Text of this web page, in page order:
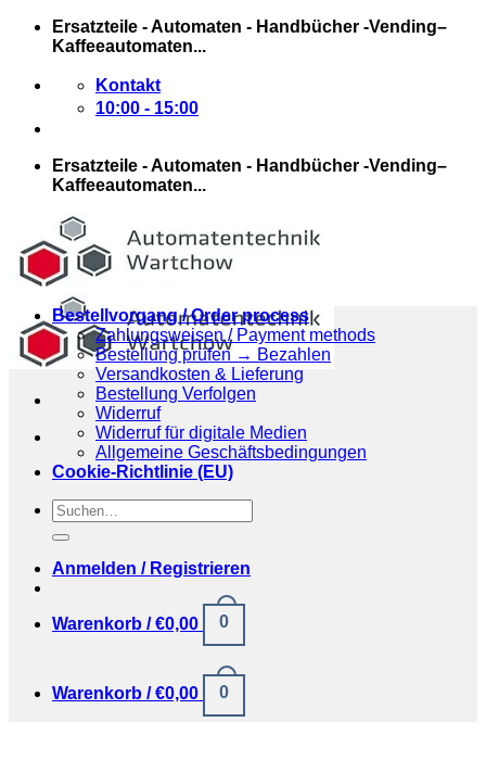
Zum
Ersatzteile - Automaten - Handbücher -Vending–
Kaffeeautomaten...
Kontakt
10:00 - 15:00
Ersatzteile - Automaten - Handbücher -Vending–
Kaffeeautomaten...
Bestellvorgang / Order process
Zahlungsweisen / Payment methods
Bestellung prüfen → Bezahlen
Versandkosten & Lieferung
Bestellung Verfolgen
Widerruf
Widerruf für digitale Medien
Allgemeine Geschäftsbedingungen
Cookie-Richtlinie (EU)
Suchen
nach:
Anmelden / Registrieren
Warenkorb /€0,00 0
Warenkorb /€0,00 0